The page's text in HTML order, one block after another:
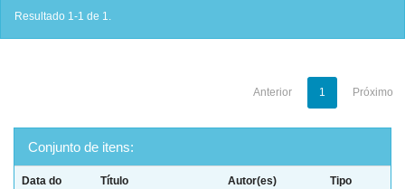
Resultado 1-1 de 1.
Anterior 1 Próximo
Conjunto de itens:
Data do
Título Autor(es) Tipo